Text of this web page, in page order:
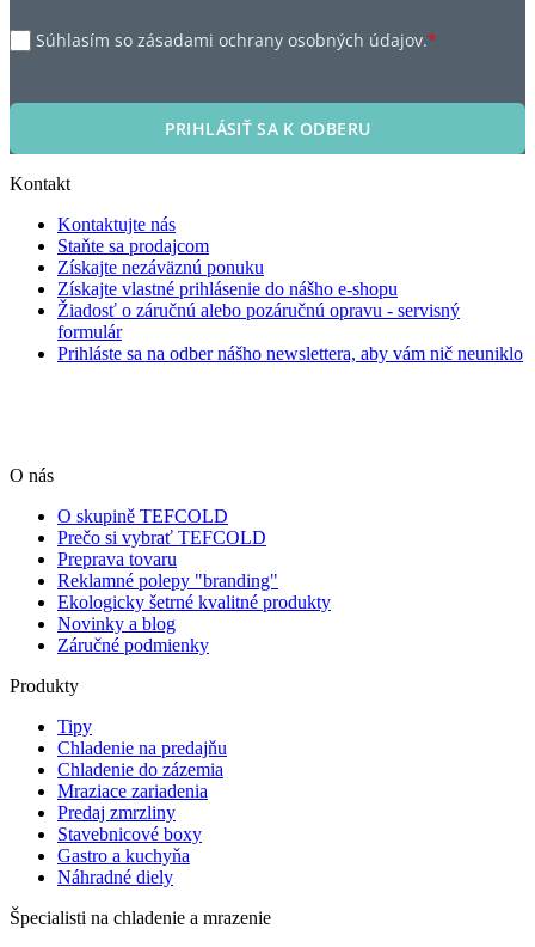
Súhlasím so zásadami ochrany osobných údajov.*
PRIHLÁSIŤ SA K ODBERU
Kontakt
Kontaktujte nás
Staňte sa prodajcom
Získajte nezáväznú ponuku
Získajte vlastné prihlásenie do nášho e-shopu
Žiadosť o záručnú alebo pozáručnú opravu - servisný
formulár
Prihláste sa na odber nášho newslettera, aby vám nič neuniklo
O nás
O skupině TEFCOLD
Prečo si vybrať TEFCOLD
Preprava tovaru
Reklamné polepy "branding"
Ekologicky šetrné kvalitné produkty
Novinky a blog
Záručné podmienky
Produkty
Tipy
Chladenie na predajňu
Chladenie do zázemia
Mraziace zariadenia
Predaj zmrzliny
Stavebnicové boxy
Gastro a kuchyňa
Náhradné diely
Špecialisti na chladenie a mrazenie